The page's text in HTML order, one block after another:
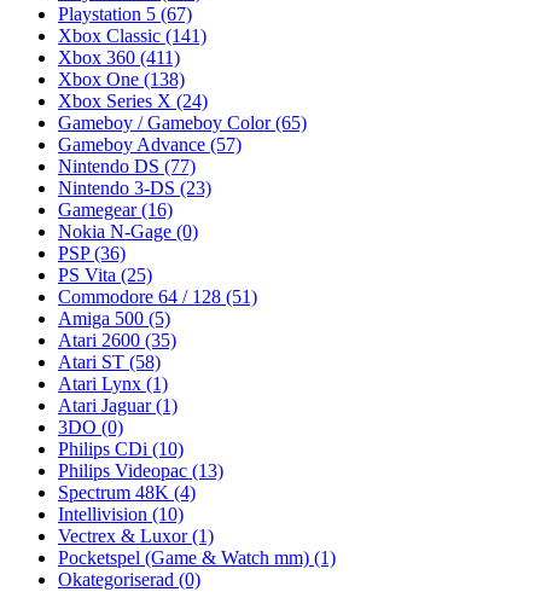
Playstation 5 (67)
Xbox Classic (141)
Xbox 360 (411)
Xbox One (138)
Xbox Series X (24)
Gameboy / Gameboy Color(65)
Gameboy Advance (57)
Nintendo DS (77)
Nintendo 3-DS (23)
Gamegear(16)
Nokia N-Gage (0)
PSP(36)
PS Vita (25)
Commodore 64 / 128 (51)
Amiga 500 (5)
Atari 2600 (35)
Atari ST (58)
Atari Lynx (1)
Atari Jaguar(1)
3DO (0)
Philips CDi (10)
Philips Videopac (13)
Spectrum 48K (4)
Intellivision (10)
Vectrex & Luxor(1)
Pocketspel (Game & Watch mm) (1)
Okategoriserad (0)